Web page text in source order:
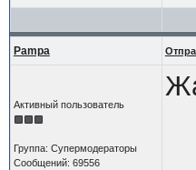
Pampa
Активный пользователь
Группа: Супермодераторы
Сообщений: 69556